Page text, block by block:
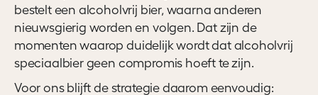
bestelt een alcoholvrij bier, waarna anderen
nieuwsgierig worden en volgen. Dat zijn de
momenten waarop duidelijk wordt dat alcoholvrij
speciaalbier geen compromis hoeft te zijn.
Voor ons blijft de strategie daarom eenvoudig: